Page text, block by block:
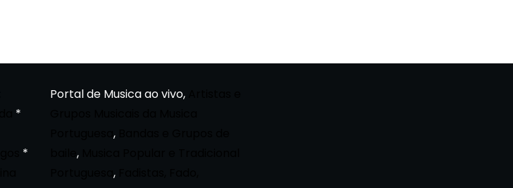
*
*
Portal de Musica ao vivo,
,
,
,